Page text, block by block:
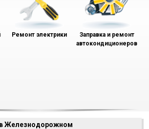
Ремонт электрики
Заправка и ремонт
автокондиционеров
Железнодорожном